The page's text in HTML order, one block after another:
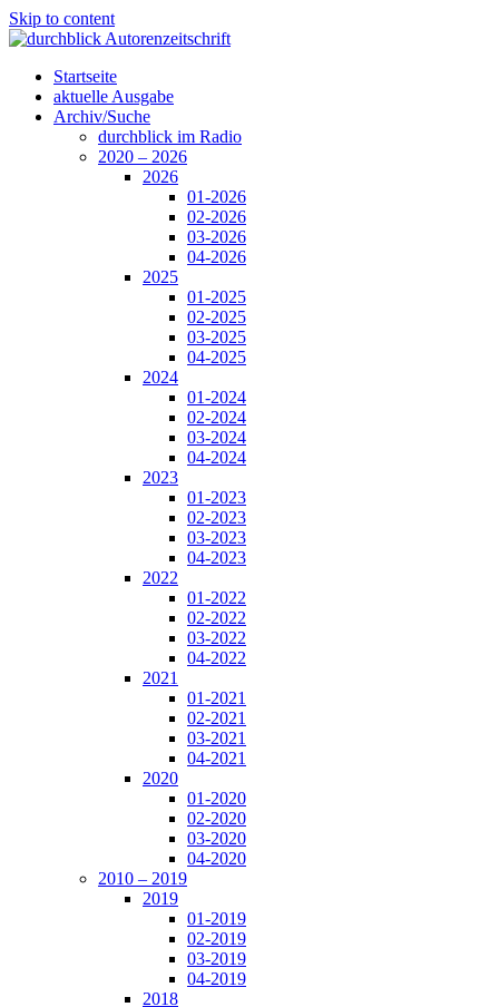
Skip to content
Startseite
aktuelle Ausgabe
Archiv/Suche
durchblick im Radio
2020 – 2026
2026
01-2026
02-2026
03-2026
04-2026
2025
01-2025
02-2025
03-2025
04-2025
2024
01-2024
02-2024
03-2024
04-2024
2023
01-2023
02-2023
03-2023
04-2023
2022
01-2022
02-2022
03-2022
04-2022
2021
01-2021
02-2021
03-2021
04-2021
2020
01-2020
02-2020
03-2020
04-2020
2010 – 2019
2019
01-2019
02-2019
03-2019
04-2019
2018